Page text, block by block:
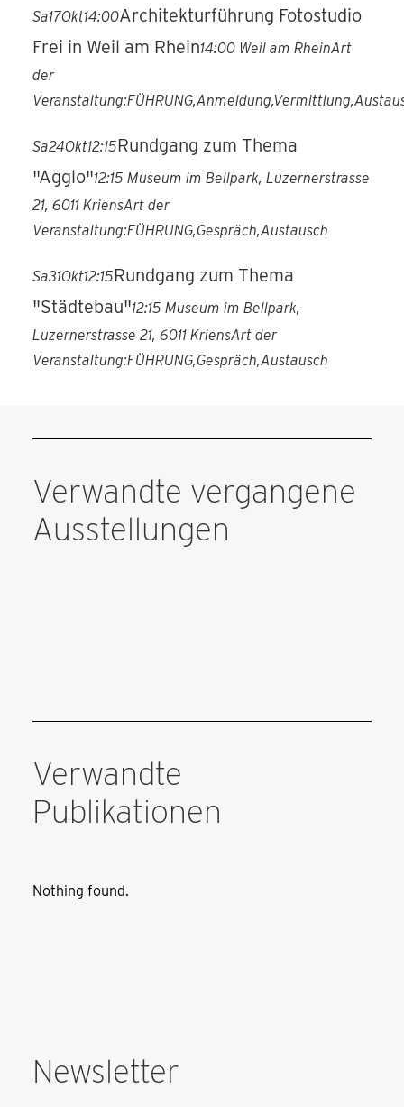
Sa17Okt14:00Architekturführung Fotostudio
Frei in Weil am Rhein14:00 Weil am RheinArt
der
Veranstaltung:FÜHRUNG,Anmeldung,Vermittlung,
Sa24Okt12:15Rundgang zum Thema
"Agglo"12:15 Museum im Bellpark, Luzernerstrasse
21, 6011 KriensArt der
Veranstaltung:FÜHRUNG,Gespräch,Austausch
Sa31Okt12:15Rundgang zum Thema
"Städtebau"12:15 Museum im Bellpark,
Luzernerstrasse 21, 6011 KriensArt der
Veranstaltung:FÜHRUNG,Gespräch,Austausch
Verwandte vergangene
Ausstellungen
Verwandte
Publikationen
Nothing found.
Newsletter